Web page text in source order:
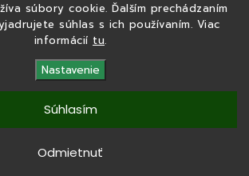
súbory cookie. Ďalším prechádzaním
súhlas s ich používaním. Viac
informácií tu.
Nastavenie
Odmietnuť
Súhlasím
Naturfyt.sk. Všetky práva vyhradené.
| Design